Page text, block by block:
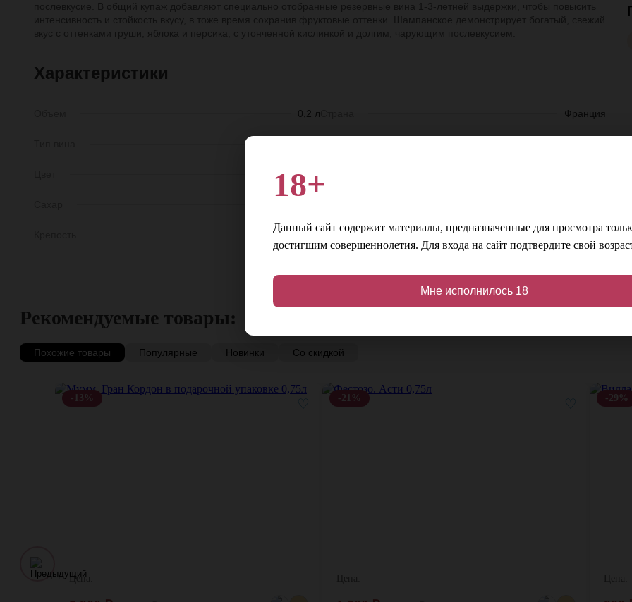
Характеристики
0,2 л
Белое
11%
Франция
Рекомендуемые товары:
Похожие товары Популярные Новинки Со скидкой
-13%
Цена:
-21% -29%
18+
Данный сайт содержит материалы, предназначенные для просмотра
достигшим совершеннолетия. Для входа на сайт подтвердите свой
Мне исполнилось 18